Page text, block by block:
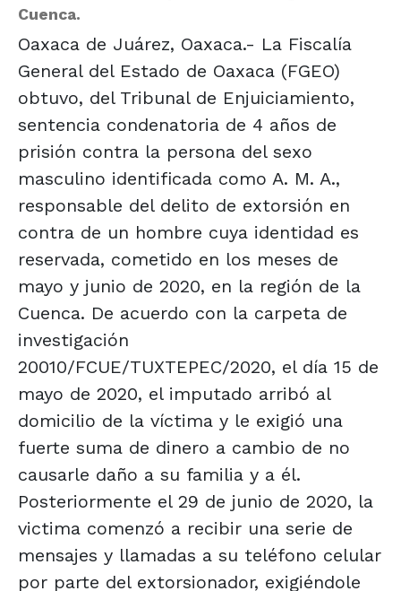
Cuenca.
Oaxaca de Juárez, Oaxaca.- La Fiscalía
General del Estado de Oaxaca (FGEO)
obtuvo, del Tribunal de Enjuiciamiento,
sentencia condenatoria de 4 años de
prisión contra la persona del sexo
masculino identificada como A. M. A.,
responsable del delito de extorsión en
contra de un hombre cuya identidad es
reservada, cometido en los meses de
mayo y junio de 2020, en la región de la
Cuenca. De acuerdo con la carpeta de
investigación
20010/FCUE/TUXTEPEC/2020, el día 15 de
mayo de 2020, el imputado arribó al
domicilio de la víctima y le exigió una
fuerte suma de dinero a cambio de no
causarle daño a su familia y a él.
Posteriormente el 29 de junio de 2020, la
victima comenzó a recibir una serie de
mensajes y llamadas a su teléfono celular
por parte del extorsionador, exigiéndole